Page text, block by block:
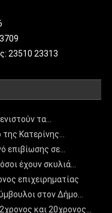
23510 23313
τα…
Κατερίνης…
επιβίωσης σε…
έχουν σκυλιά…
επιχειρηματίας
στον Δήμο…
και 20χρονος…